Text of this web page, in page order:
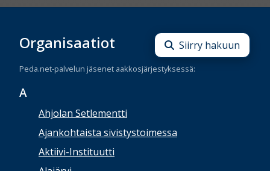
Siirry hakuun
Organisaatiot
Peda.net-palvelun jäsenet aakkosjärjestyksessä:
A
Ahjolan Setlementti
Ajankohtaista sivistystoimessa
Aktiivi-Instituutti